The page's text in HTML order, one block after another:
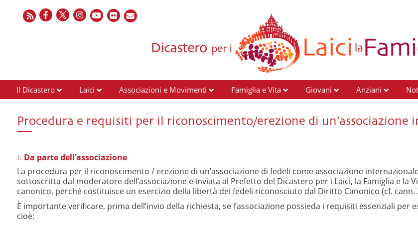
Il Dicastero Laici Associazioni e Movimenti Famiglia e Vita Giovani Anziani
Procedura e requisiti per il riconoscimento/erezione di un’associazione
I. Da parte dell’associazione
La procedura per il riconoscimento / erezione di un’associazione di fedeli come associazione
sottoscritta dal moderatore dell’associazione e inviata al Prefetto del Dicastero per i Laici, la Famiglia e la
canonico, perché costituisce un esercizio della libertà dei fedeli riconosciuto dal Diritto Canonico (cf. cann.
È importante verificare, prima dell’invio della richiesta, se l’associazione possieda i requisiti essenziali
cioè: